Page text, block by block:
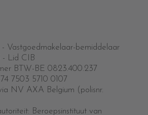
Vastgoedmakelaar-bemiddelaar
- Lid CIB
BTW-BE 0823.400.237
7503 5710 0107
NV AXA Belgium (polisnr.
Beroepsinstituut van